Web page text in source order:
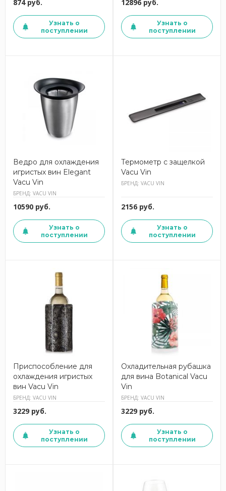
874 руб.
Узнать о
поступлении
12896 руб.
Узнать о
поступлении
Ведро для охлаждения
игристых вин Elegant
Vacu Vin
БРЕНД: VACU VIN
10590 руб.
Узнать о
поступлении
Термометр с защелкой
Vacu Vin
БРЕНД: VACU VIN
2156 руб.
Узнать о
поступлении
Приспособление для
охлаждения игристых
вин Vacu Vin
БРЕНД: VACU VIN
3229 руб.
Узнать о
поступлении
Охладительная рубашка
для вина Botanical Vacu
Vin
БРЕНД: VACU VIN
3229 руб.
Узнать о
поступлении